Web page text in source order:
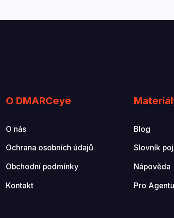
O DMARCeye
O nás
Ochrana osobních údajů
Obchodní podmínky
Kontakt
Blog
Slovník
Nápověda
Pro